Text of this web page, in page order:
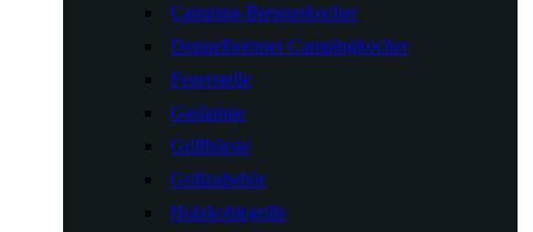
Camping-Brennerkocher
Doppelbrenner Campingkocher
Feuerstelle
Gaslampe
Grillbürste
Grillzubehör
Holzkohlegrills